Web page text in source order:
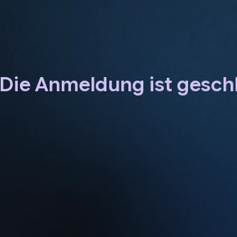
Die Anmeldung ist